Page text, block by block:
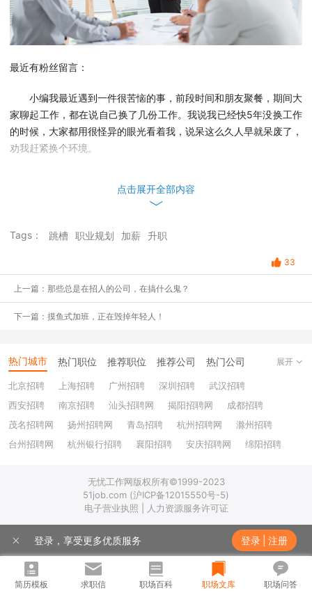
最近有粉丝留言：
小编我最近遇到一件很苦恼的事，前段时间和朋友聚餐，期间大
家聊起工作，都在说自己换了几份工作。我说我已经快5年没换工作
的时候，大家都用很怪异的眼光看着我，说呆这么久人早就呆废了，
劝我赶紧换个环境。
较好，并没有换工作的打算。
首先，小编要说，出现这种情况是社会变化决定的，我们爸爸妈
妈那一辈的人一份工作干一辈子，不会有这种烦恼。
再探讨。
之所以有在一个公司呆久了会废掉的说法，是很多人认为
空间变小了，日复一日重复之前的工作，日子久了就会不思进取地混
日子等。
但是今天我要说，在一个公司呆5年，甚至更久时间，是一件好
1.首先，学习职业技能是一个主观的事情。
公司也许会有一些培训，但是主要都是针对新入职的员工，而且
偏向制度和公司文化的内容偏多，真正的职业技能学习是要靠个人
的，所以不管是跳槽还是不跳槽，对学习这件事来说基本没有影响。
点击展开全部内容
Tags： 跳槽 职业规划 加薪 升职
33
上一篇：那些总是在招人的公司，在搞什么鬼？
下一篇：摸鱼式加班，正在毁掉年轻人！
热门城市 热门职位 推荐职位 推荐公司 热门公司
北京招聘 上海招聘 广州招聘 深圳招聘
武汉招聘
西安招聘
南京招聘 汕头招聘网 揭阳招聘网
成都招聘
茂名招聘网
扬州招聘网 青岛招聘 杭州招聘网
滁州招聘
台州招聘网
杭州银行招聘 襄阳招聘 安庆招聘网
绵阳招聘
上饶招聘网
展开
无忧工作网版权所有©1999-2023
51job.com (沪ICP备12015550号-5)
电子营业执照 | 人力资源服务许可证
登录，享受更多优质服务 登录 注册
简历模板 求职信 职场百科 职场文库 职场问答